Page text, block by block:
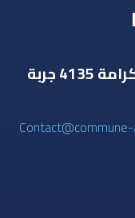
العنوان : ساحة الحرية والكرامة 4135 جربة